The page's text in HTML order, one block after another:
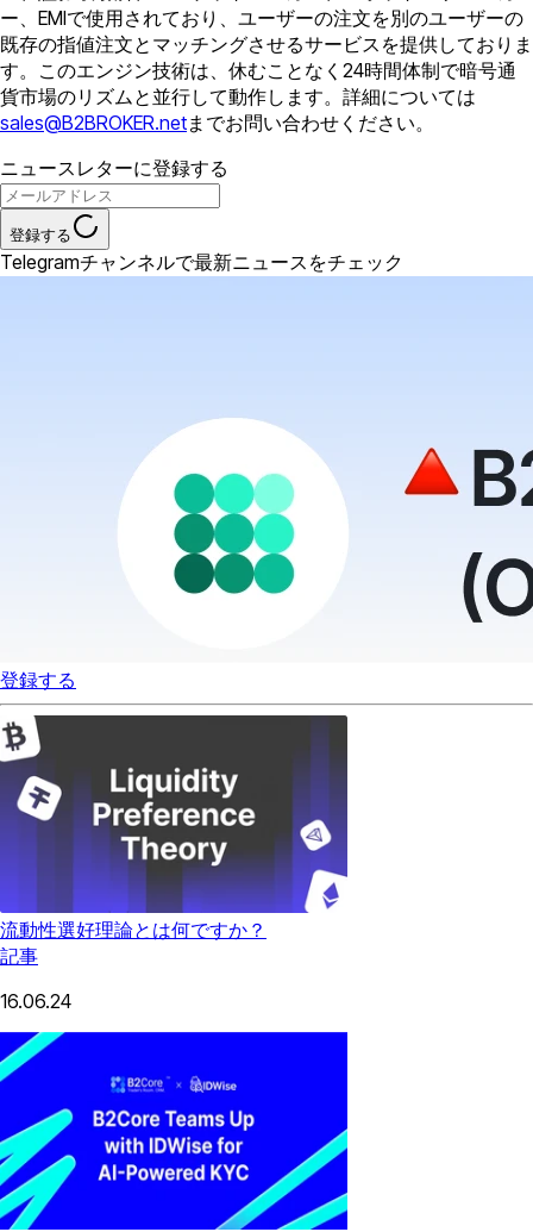
ー、EMIで使用されており、ユーザーの注文を別のユーザーの
既存の指値注文とマッチングさせるサービスを提供しておりま
す。このエンジン技術は、休むことなく24時間体制で暗号通
貨市場のリズムと並行して動作します。詳細については
sales@B2BROKER.netまでお問い合わせください。
ニュースレターに登録する
登録する
Telegramチャンネルで最新ニュースをチェック
登録する
流動性選好理論とは何ですか？
記事
16.06.24